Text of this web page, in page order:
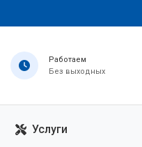
Работаем
Без выходных
Услуги